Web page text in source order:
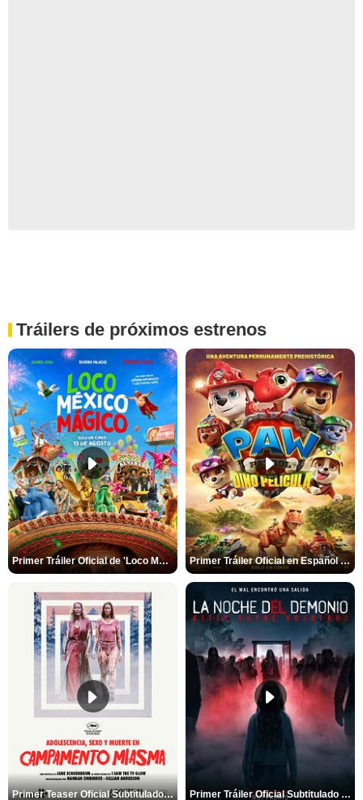
Tráilers de próximos estrenos
Primer Tráiler Oficial de 'Loco México Mágico' Primer Tráiler Oficial en Español de 'PAW Patrol La Dino Película'
Primer Teaser Oficial Subtitulado de 'Adolescencia, Sexo y Muerte en Campamento Miasma' Primer Tráiler Oficial Subtitulado de 'La Noche Del Demonio: Están Entre Nosotros'